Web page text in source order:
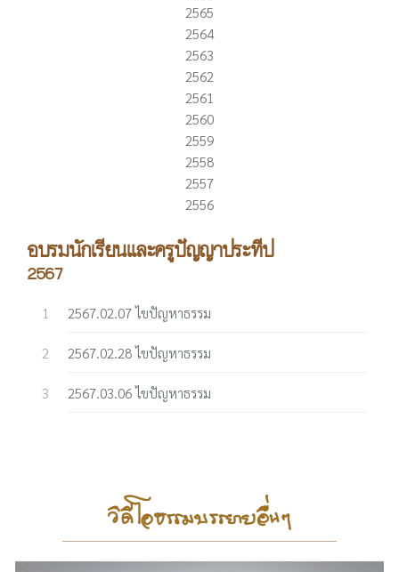
2565
2564
2563
2562
2561
2560
2559
2558
2557
2556
อบรมนักเรียนและครูปัญญาประทีป
2567
2567.02.07 ไขปัญหาธรรม
2567.02.28 ไขปัญหาธรรม
2567.03.06 ไขปัญหาธรรม